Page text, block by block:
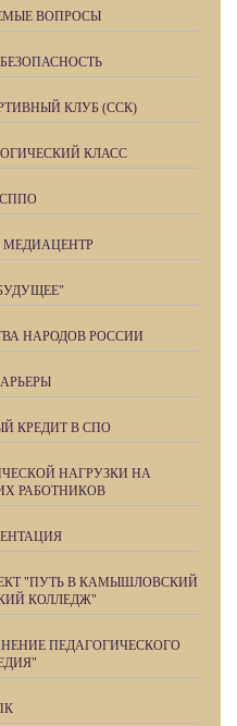
ВОПРОСЫ
КЛУБ (ССК)
КЛАСС
НАРОДОВ РОССИИ
КРЕДИТ В СПО
НАГРУЗКИ НА
РАБОТНИКОВ
"ПУТЬ В КАМЫШЛОВСКИЙ
КОЛЛЕДЖ"
ПЕДАГОГИЧЕСКОГО